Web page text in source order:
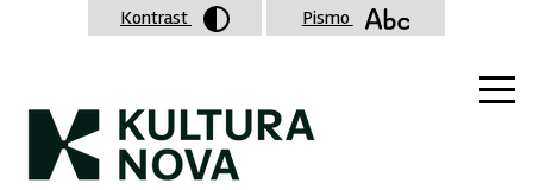
Kontrast Pismo